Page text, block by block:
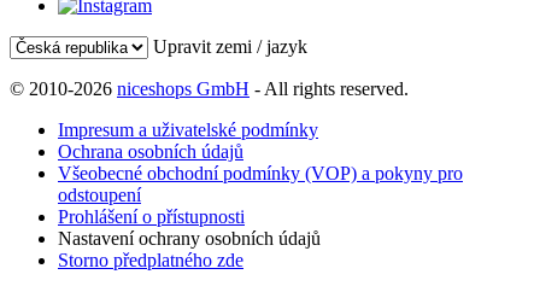
Upravit zemi / jazyk
© 2010-2026 niceshops GmbH - All rights reserved.
Impresum a uživatelské podmínky
Ochrana osobních údajů
Všeobecné obchodní podmínky (VOP) a pokyny pro
odstoupení
Prohlášení o přístupnosti
Nastavení ochrany osobních údajů
Storno předplatného zde